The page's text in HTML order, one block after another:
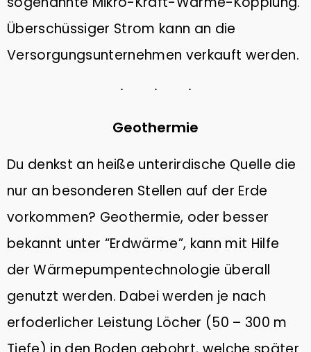
Überschüssiger Strom kann an die
Versorgungsunternehmen verkauft werden.
Geothermie
Du denkst an heiße unterirdische Quelle die
nur an besonderen Stellen auf der Erde
vorkommen? Geothermie, oder besser
bekannt unter “Erdwärme”, kann mit Hilfe
der Wärmepumpentechnologie überall
genutzt werden. Dabei werden je nach
erfoderlicher Leistung Löcher (50 – 300 m